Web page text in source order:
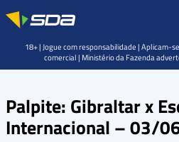
Palpite: Gibraltar x
Internacional – 03/
18+ | Jogue com responsabilidade | Aplicam-
comercial | Ministério da Fazenda